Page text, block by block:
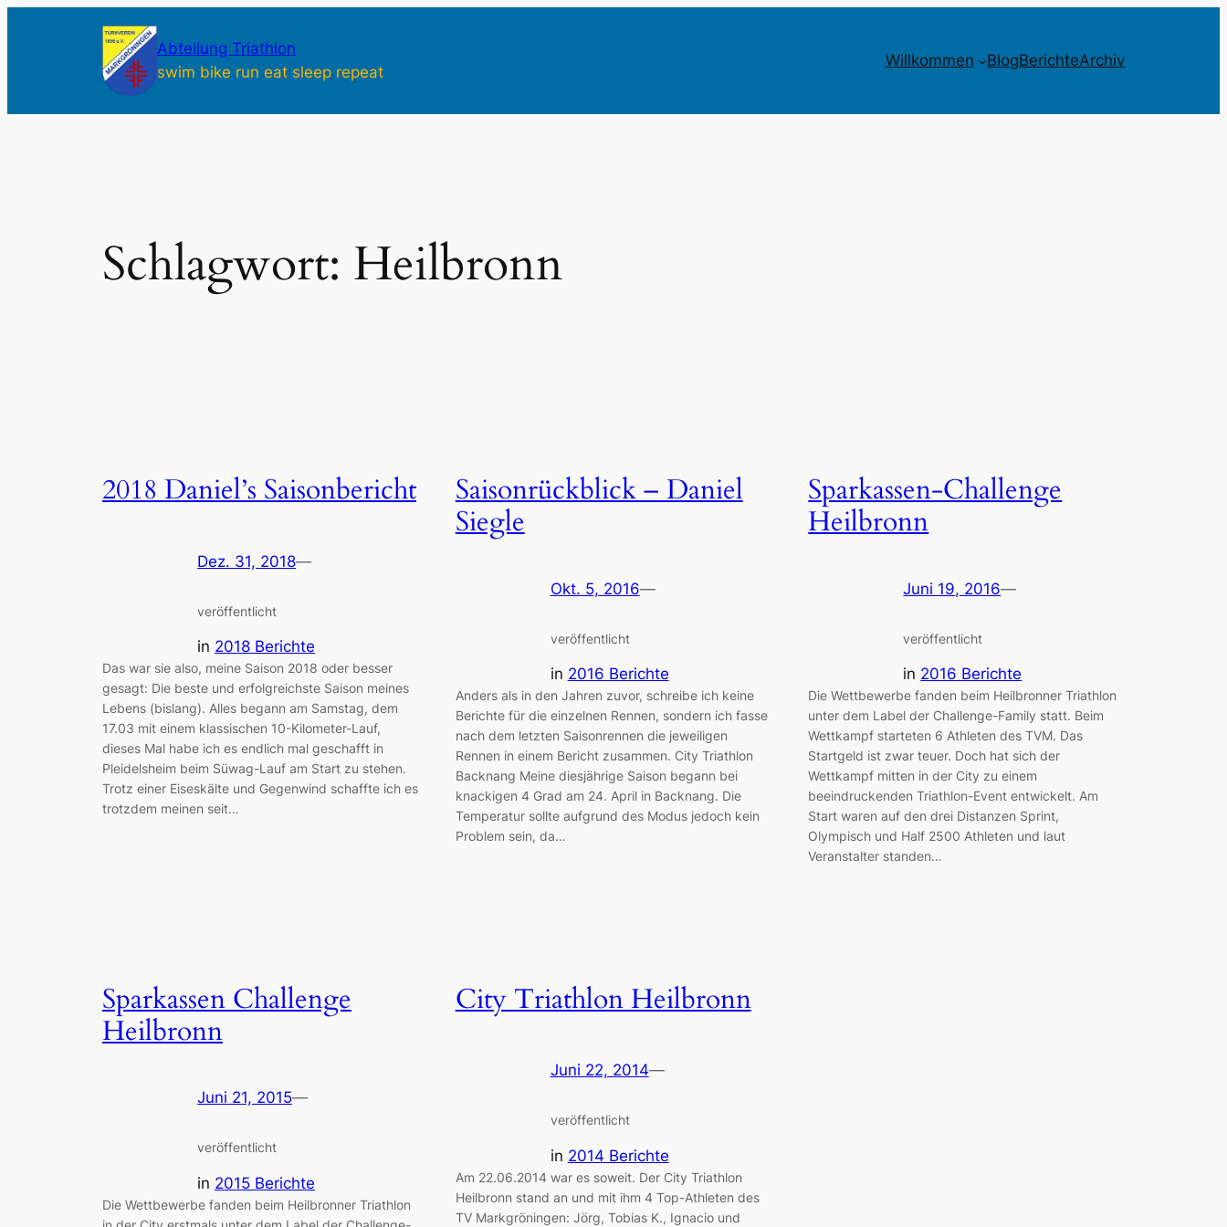
Abteilung Triathlon
swim bike run eat sleep repeat
Willkommen BlogBerichteArchiv
Schlagwort: Heilbronn
2018 Daniel’s Saisonbericht
Dez. 31, 2018—
veröffentlicht
in 2018 Berichte
Das war sie also, meine Saison 2018 oder besser
gesagt: Die beste und erfolgreichste Saison meines
Lebens (bislang). Alles begann am Samstag, dem
17.03 mit einem klassischen 10-Kilometer-Lauf,
dieses Mal habe ich es endlich mal geschafft in
Pleidelsheim beim Süwag-Lauf am Start zu stehen.
Trotz einer Eiseskälte und Gegenwind schaffte ich es
trotzdem meinen seit…
Saisonrückblick – Daniel
Siegle
Okt. 5, 2016—
veröffentlicht
in 2016 Berichte
Anders als in den Jahren zuvor, schreibe ich keine
Berichte für die einzelnen Rennen, sondern ich fasse
nach dem letzten Saisonrennen die jeweiligen
Rennen in einem Bericht zusammen. City Triathlon
Backnang Meine diesjährige Saison begann bei
knackigen 4 Grad am 24. April in Backnang. Die
Temperatur sollte aufgrund des Modus jedoch kein
Problem sein, da…
Sparkassen-Challenge
Heilbronn
Juni 19, 2016—
veröffentlicht
in 2016 Berichte
Die Wettbewerbe fanden beim Heilbronner Triathlon
unter dem Label der Challenge-Family statt. Beim
Wettkampf starteten 6 Athleten des TVM. Das
Startgeld ist zwar teuer. Doch hat sich der
Wettkampf mitten in der City zu einem
beeindruckenden Triathlon-Event entwickelt. Am
Start waren auf den drei Distanzen Sprint,
Olympisch und Half 2500 Athleten und laut
Veranstalter standen…
Sparkassen Challenge
Heilbronn
Juni 21, 2015—
veröffentlicht
in 2015 Berichte
Die Wettbewerbe fanden beim Heilbronner Triathlon
City Triathlon Heilbronn
Juni 22, 2014—
veröffentlicht
in 2014 Berichte
Am 22.06.2014 war es soweit. Der City Triathlon
Heilbronn stand an und mit ihm 4 Top-Athleten des
TV Markgröningen: Jörg, Tobias K., Ignacio und